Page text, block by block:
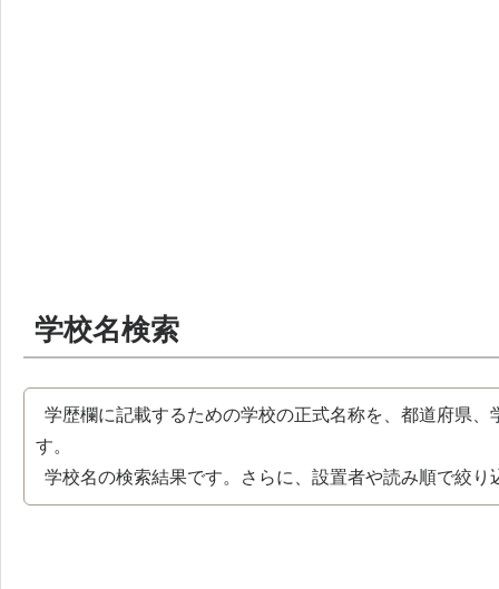
学校名検索
学歴欄に記載するための学校の正式名称を、都道府県
す。
学校名の検索結果です。さらに、設置者や読み順で絞り